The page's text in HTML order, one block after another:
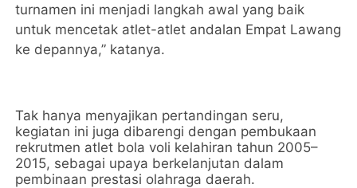
turnamen ini menjadi langkah awal yang baik
untuk mencetak atlet-atlet andalan Empat Lawang
ke depannya,” katanya.
Tak hanya menyajikan pertandingan seru,
kegiatan ini juga dibarengi dengan pembukaan
rekrutmen atlet bola voli kelahiran tahun 2005–
2015, sebagai upaya berkelanjutan dalam
pembinaan prestasi olahraga daerah.